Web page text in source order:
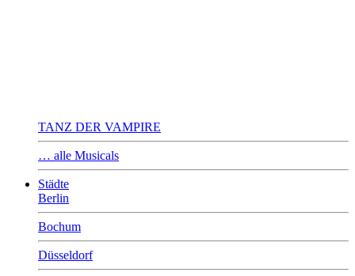
TANZ DER VAMPIRE
… alle Musicals
Städte
Berlin
Bochum
Düsseldorf